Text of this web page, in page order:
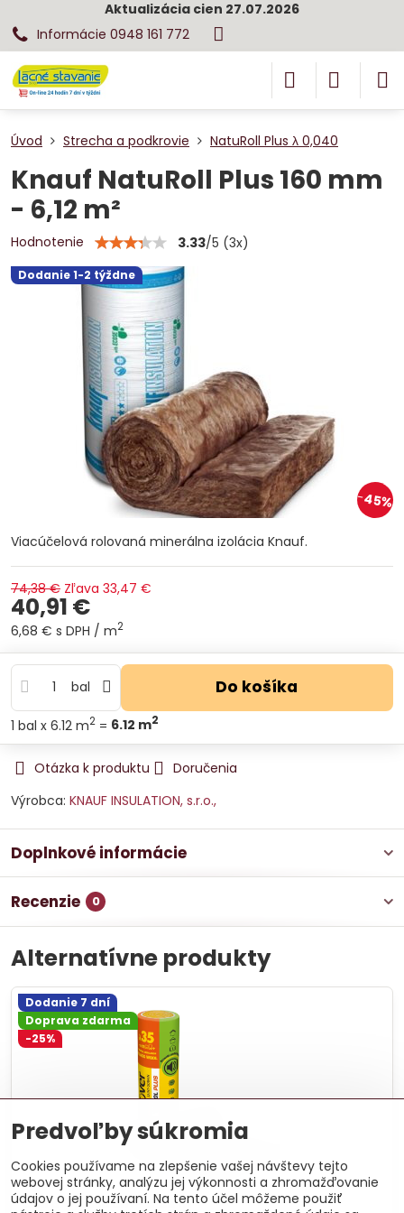
Aktualizácia cien 27.07.2026
Informácie 0948 161 772
Dodanie 1-2 týždne
45%
Úvod Strecha a podkrovie NatuRoll Plus λ 0,040
Knauf NatuRoll Plus 160 mm
- 6,12 m²
Hodnotenie 3.33/5 (3x)
Viacúčelová rolovaná minerálna izolácia Knauf.
74,38 € Zľava 33,47 €
40,91 €
6,68 € s DPH / m2
bal Do košíka
1 bal x 6.12 m2 = 6.12 m2
Otázka k produktu
Doručenia
Výrobca: KNAUF INSULATION, s.r.o.,
Doplnkové informácie
Recenzie 0
Alternatívne produkty
Unirol Plus 16 cm - 4,56 m²
Dodanie 7 dní
Doprava zdarma
-25%
Predvoľby súkromia
Cookies používame na zlepšenie vašej návštevy tejto
webovej stránky, analýzu jej výkonnosti a zhromažďovanie
údajov o jej používaní. Na tento účel môžeme použiť